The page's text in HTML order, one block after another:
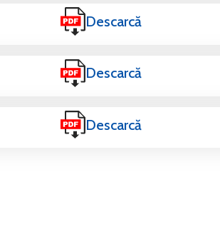
Descarcă
Descarcă
Descarcă